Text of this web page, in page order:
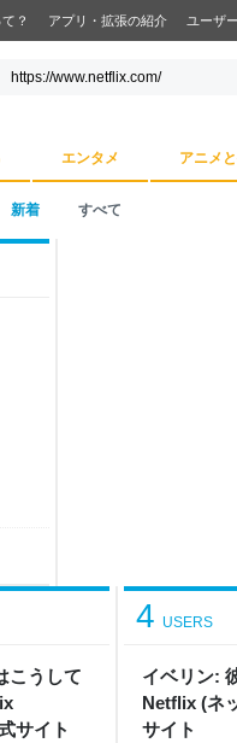
？ アプリ・拡張の紹介 ユーザ
エンタメ アニメ
新着 すべて
こうして
サ イ ト
イベリン:
Netflix ( ネ
サ イ ト
4 USERS